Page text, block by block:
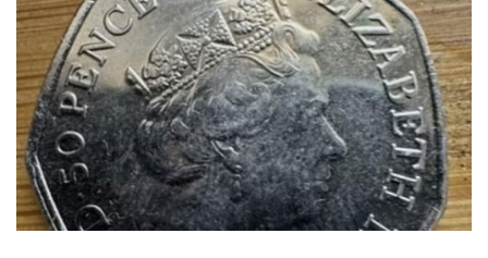
محليات
أسرار
متفرقات
نداء القرّاء